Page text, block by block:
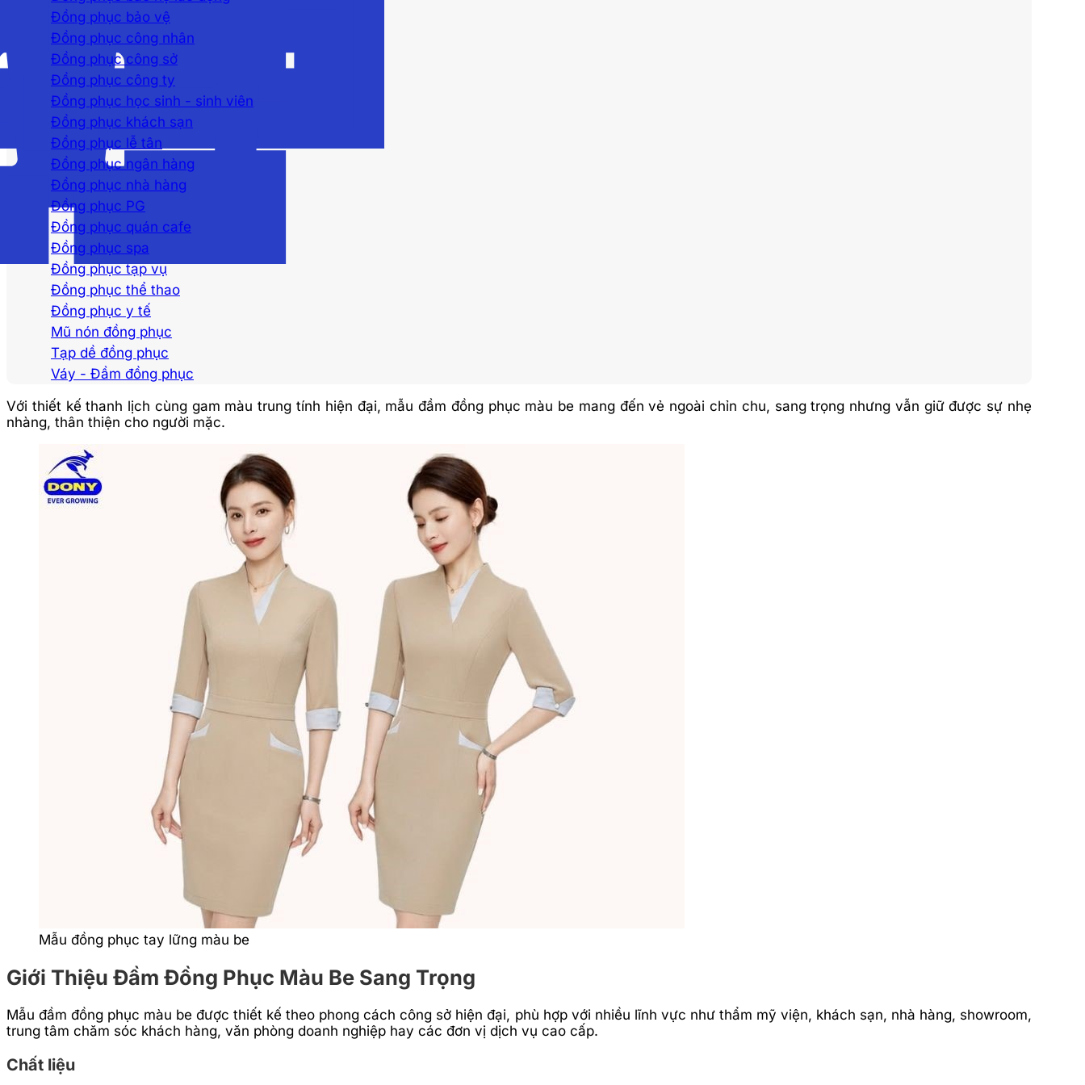
Đồng phục bảo vệ
Đồng phục công nhân
Đồng phục công sở
Đồng phục công ty
Đồng phục học sinh - sinh viên
Đồng phục khách sạn
Đồng phục lễ tân
Đồng phục ngân hàng
Đồng phục nhà hàng
Đồng phục PG
Đồng phục quán cafe
Đồng phục spa
Đồng phục tạp vụ
Đồng phục thể thao
Đồng phục y tế
Mũ nón đồng phục
Tạp dề đồng phục
Váy - Đầm đồng phục
Với thiết kế thanh lịch cùng gam màu trung tính hiện đại, mẫu đầm đồng phục màu be mang đến vẻ ngoài chỉn chu, sang trọng nhưng vẫn giữ được sự nhẹ
nhàng, thân thiện cho người mặc.
Mẫu đồng phục tay lững màu be
Giới Thiệu Đầm Đồng Phục Màu Be Sang Trọng
Mẫu đầm đồng phục màu be được thiết kế theo phong cách công sở hiện đại, phù hợp với nhiều lĩnh vực như thẩm mỹ viện, khách sạn, nhà hàng, showroom,
trung tâm chăm sóc khách hàng, văn phòng doanh nghiệp hay các đơn vị dịch vụ cao cấp.
Chất liệu